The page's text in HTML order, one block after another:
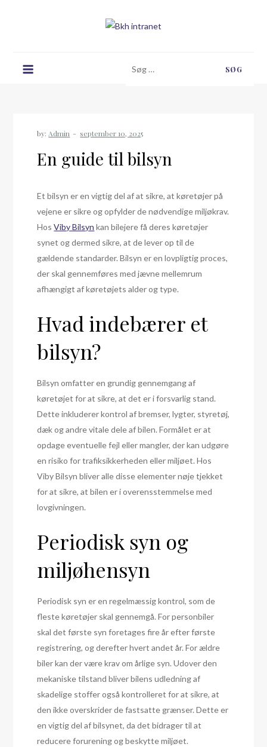
efter:
by:Admin
En guide til bilsyn
Et bilsyn er en vigtig del af at sikre, at køretøjer på
vejene er sikre og opfylder de nødvendige miljøkrav.
HosViby Bilsyn kan bilejere få deres køretøjer
synet og dermed sikre, at de lever op til de
gældende standarder. Bilsyn er en lovpligtig proces,
der skal gennemføres med jævne mellemrum
afhængigt af køretøjets alder og type.
Hvad indebærer et
bilsyn?
Bilsyn omfatter en grundig gennemgang af
køretøjet for at sikre, at det er i forsvarlig stand.
Dette inkluderer kontrol af bremser, lygter, styretøj,
dæk og andre vitale dele af bilen. Formålet er at
opdage eventuelle fejl eller mangler, der kan udgøre
en risiko for trafiksikkerheden eller miljøet. Hos
Viby Bilsyn bliver alle disse elementer nøje tjekket
for at sikre, at bilen er i overensstemmelse med
lovgivningen.
Periodisk syn og
miljøhensyn
Periodisk syn er en regelmæssig kontrol, som de
fleste køretøjer skal gennemgå. For personbiler
skal det første syn foretages fire år efter første
registrering, og derefter hvert andet år. For ældre
biler kan der være krav om årlige syn. Udover den
mekaniske tilstand bliver bilens udledning af
skadelige stoffer også kontrolleret for at sikre, at
den ikke overskrider de fastsatte grænser. Dette er
en vigtig del af bilsynet, da det bidrager til at
reducere forurening og beskytte miljøet.